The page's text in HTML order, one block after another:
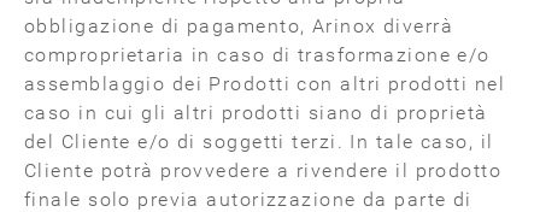
obbligazione di pagamento, Arinox diverrà
comproprietaria in caso di trasformazione e/o
assemblaggio dei Prodotti con altri prodotti nel
caso in cui gli altri prodotti siano di proprietà
del Cliente e/o di soggetti terzi. In tale caso, il
Cliente potrà provvedere a rivendere il prodotto
finale solo previa autorizzazione da parte di